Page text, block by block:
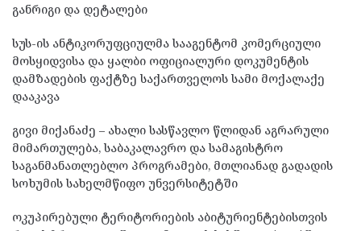
განრიგი და დეტალები
სუს-ის ანტიკორუფციულმა სააგენტომ კომერციული
მოსყიდვისა და ყალბი ოფიციალური დოკუმენტის
დამზადების ფაქტზე საქართველოს სამი მოქალაქე
დააკავა
გივი მიქანაძე – ახალი სასწავლო წლიდან აგრარული
მიმართულება, საბაკალავრო და სამაგისტრო
საგანმანათლებლო პროგრამები, მთლიანად გადადის
სოხუმის სახელმწიფო უნვერსიტეტში
ოკუპირებული ტერიტორიების აბიტურიენტებისთვის